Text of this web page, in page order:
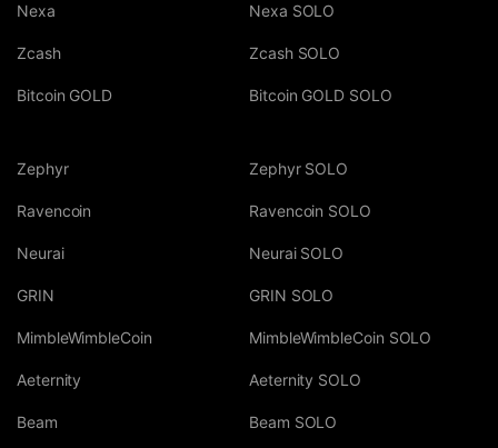
Nexa
Zcash
Bitcoin GOLD
Nexa SOLO
Zcash SOLO
Bitcoin GOLD SOLO
Zephyr
Ravencoin
Neurai
GRIN
MimbleWimbleCoin
Aeternity
Beam
Zephyr SOLO
Ravencoin SOLO
Neurai SOLO
GRIN SOLO
MimbleWimbleCoin SOLO
Aeternity SOLO
Beam SOLO